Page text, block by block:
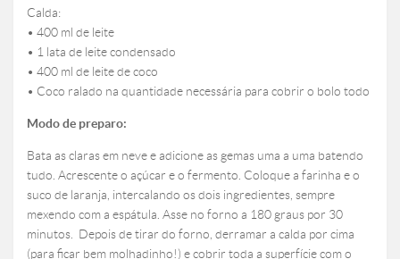
Calda:
• 400 ml de leite
• 1 lata de leite condensado
• 400 ml de leite de coco
• Coco ralado na quantidade necessária para cobrir o bolo todo
Modo de preparo:
Bata as claras em neve e adicione as gemas uma a uma batendo
tudo. Acrescente o açúcar e o fermento. Coloque a farinha e o
suco de laranja, intercalando os dois ingredientes, sempre
mexendo com a espátula. Asse no forno a 180 graus por 30
minutos. Depois de tirar do forno, derramar a calda por cima
(para ficar bem molhadinho!) e cobrir toda a superfície com o